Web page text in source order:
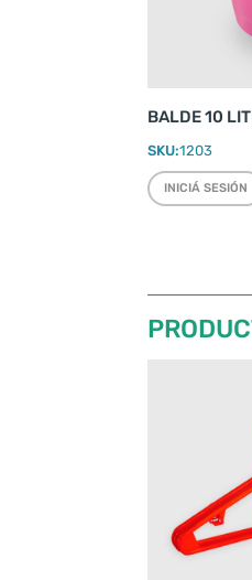
BALDE 10
SKU:1203
INICIÁ SESIÓN